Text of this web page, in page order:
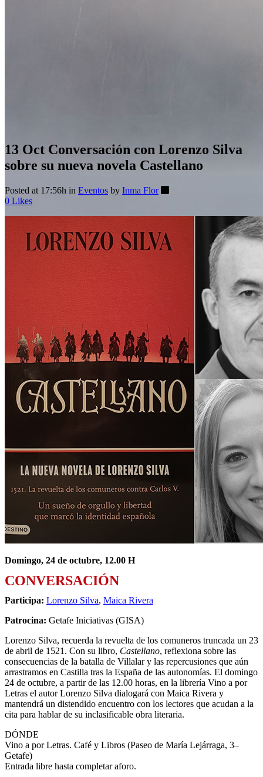
13 Oct Conversación con Lorenzo Silva
sobre su nueva novela Castellano
Posted at 17:56h in Eventos by Inma Flor
0 Likes
Domingo, 24 de octubre, 12.00 H
CONVERSACIÓN
Participa: Lorenzo Silva, Maica Rivera
Patrocina: Getafe Iniciativas (GISA)
Lorenzo Silva, recuerda la revuelta de los comuneros truncada un 23
de abril de 1521. Con su libro, Castellano, reflexiona sobre las
consecuencias de la batalla de Villalar y las repercusiones que aún
arrastramos en Castilla tras la España de las autonomías. El domingo
24 de octubre, a partir de las 12.00 horas, en la librería Vino a por
Letras el autor Lorenzo Silva dialogará con Maica Rivera y
mantendrá un distendido encuentro con los lectores que acudan a la
cita para hablar de su inclasificable obra literaria.
DÓNDE
Vino a por Letras. Café y Libros (Paseo de María Lejárraga, 3–
Getafe)
Entrada libre hasta completar aforo.